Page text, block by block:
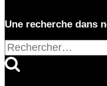
Une recherche dans
Rechercher :